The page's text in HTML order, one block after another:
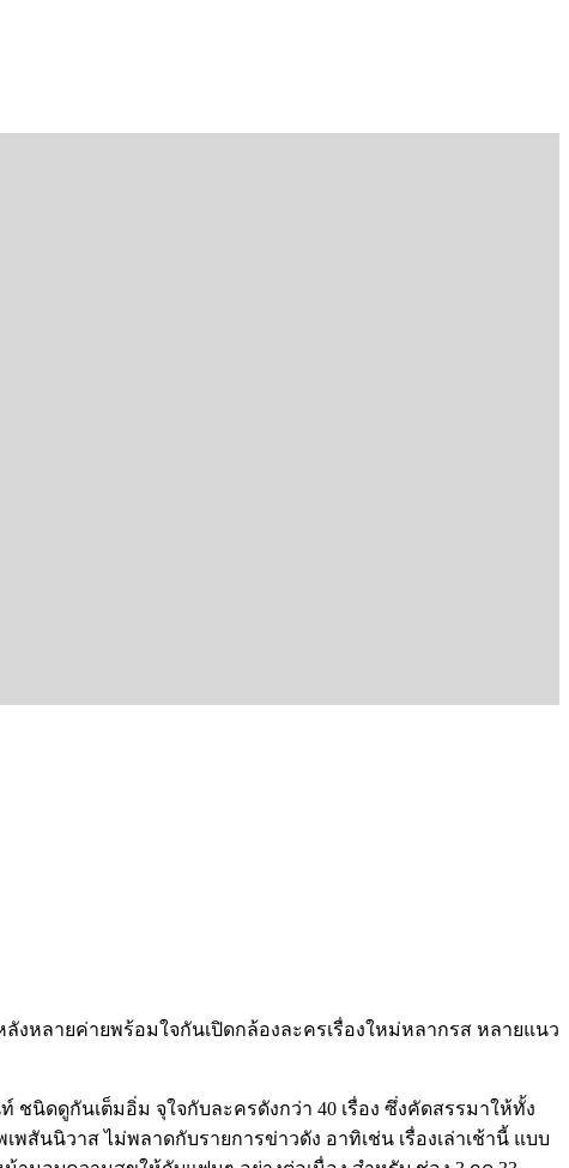
ลังหลายค่ายพร้อมใจกันเปิดกล้องละครเรื่องใหม่หลากรส หลายแนว
ชนิดดูกันเต็มอิ่ม จุใจกับละครดังกว่า 40 เรื่อง ซึ่งคัดสรรมาให้ทั้ง
เพสันนิวาส ไม่พลาดกับรายการข่าวดัง อาทิเช่น เรื่องเล่าเช้านี้ แบบ